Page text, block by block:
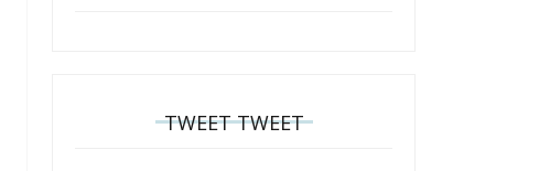
TWEET TWEET